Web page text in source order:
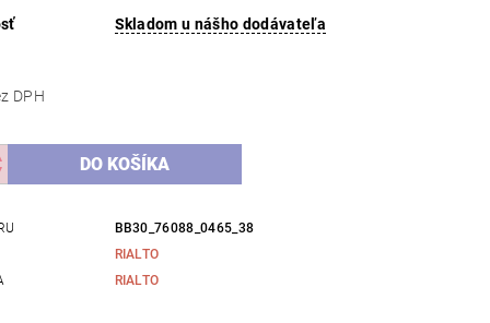
Skladom u nášho dodávateľa
bez DPH
BB30_76088_0465_38
RIALTO
RIALTO